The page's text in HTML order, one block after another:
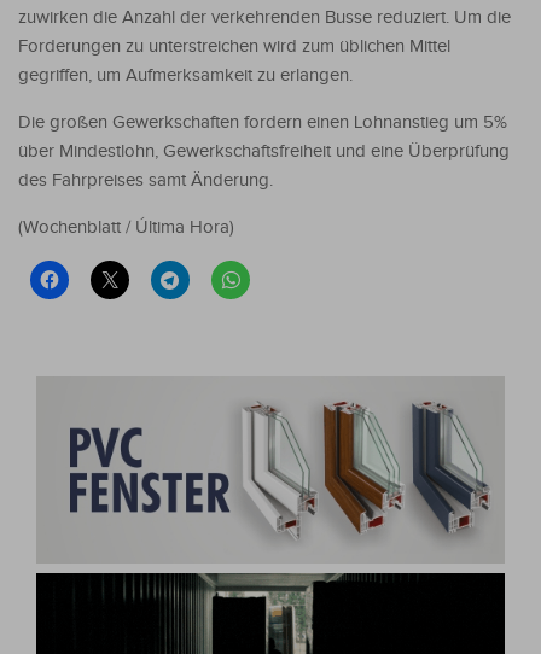
zuwirken die Anzahl der verkehrenden Busse reduziert. Um die
Forderungen zu unterstreichen wird zum üblichen Mittel
gegriffen, um Aufmerksamkeit zu erlangen.
Die großen Gewerkschaften fordern einen Lohnanstieg um 5%
über Mindestlohn, Gewerkschaftsfreiheit und eine Überprüfung
des Fahrpreises samt Änderung.
(Wochenblatt / Última Hora)